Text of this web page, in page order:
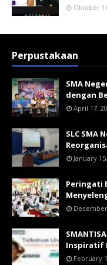
Oktober
Perpustakaan
SMA
dengan
April 17,
SLC SMA
January
Peringati
Inspiratif
February